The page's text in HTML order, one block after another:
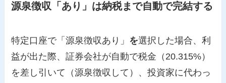
源泉徴収「あり」は納税まで自動で完結する
特定口座で「源泉徴収あり」 を選択した場合、利
益が出た際、証券会社が自動で税金（20.315%）
を差し引いて（源泉徴収して）、投資家に代わっ